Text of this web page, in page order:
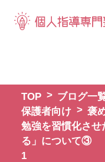
TOP ブログ一
保護者向け
褒
勉強を習慣化さ
る」について③
1